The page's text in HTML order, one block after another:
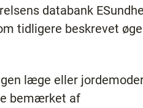
databank
tidligere beskrevet
læge eller
bemærket af